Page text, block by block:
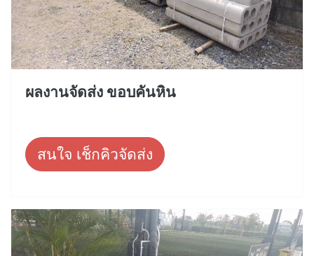
ผลงานจัดส่ง ขอบคันหิน
สนใจ เช็กคิวจัดส่ง